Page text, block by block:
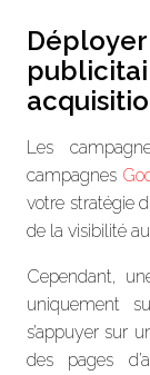
Les
campagnes
votre stratégie
de la visibilité
Cependant,
uniquement
s’appuyer sur
des pages